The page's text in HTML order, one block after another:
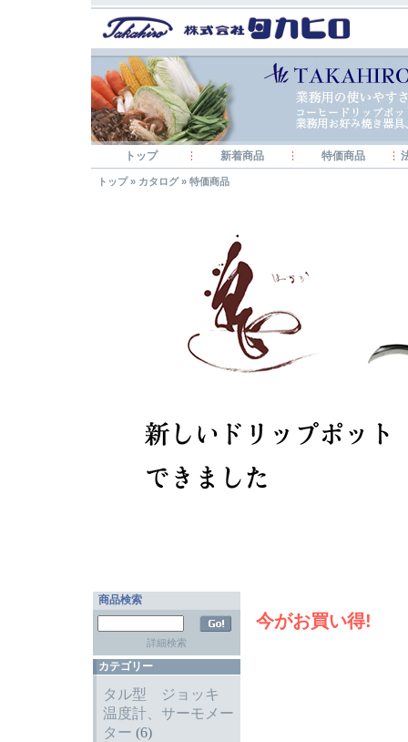
トップ 新着商品 特価商品
トップ» カタログ» 特価商品
商品検索
詳細検索
カテゴリー
タル型 ジョッキ
温度計、サーモメー
ター (6)
今がお買い得!